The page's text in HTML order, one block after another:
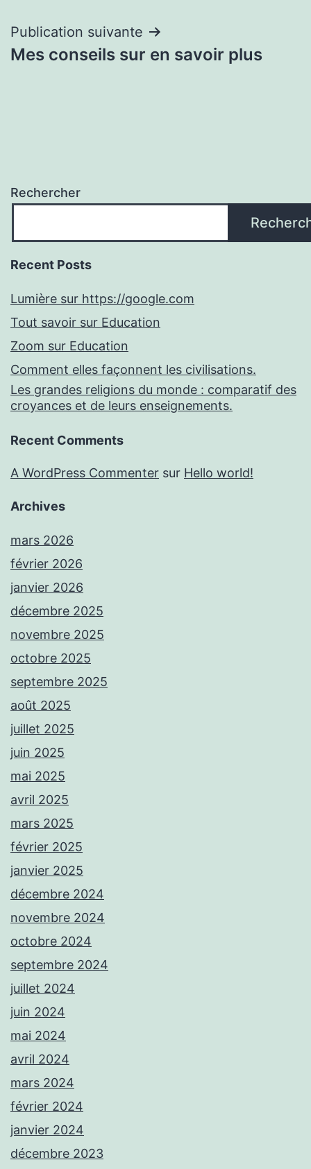
Publication suivante
Mes conseils sur en savoir plus
Rechercher
Recent Posts
Lumière sur https://google.com
Tout savoir sur Education
Zoom sur Education
Comment elles façonnent les civilisations.
Les grandes religions du monde : comparatif des
croyances et de leurs enseignements.
Recent Comments
A WordPress Commenter sur Hello world!
Archives
mars 2026
février 2026
janvier 2026
décembre 2025
novembre 2025
octobre 2025
septembre 2025
août 2025
juillet 2025
juin 2025
mai 2025
avril 2025
mars 2025
février 2025
janvier 2025
décembre 2024
novembre 2024
octobre 2024
septembre 2024
juillet 2024
juin 2024
mai 2024
avril 2024
mars 2024
février 2024
janvier 2024
décembre 2023